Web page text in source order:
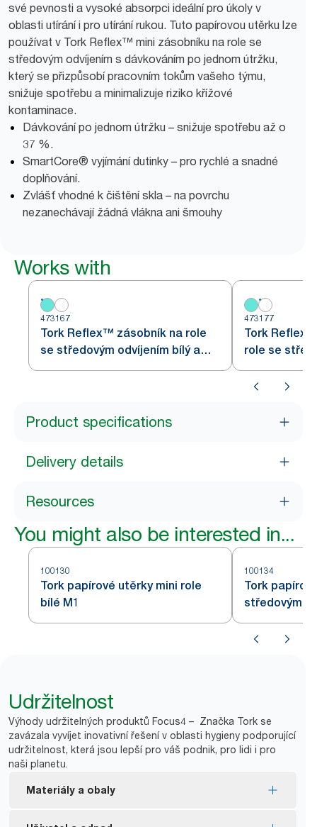
své pevnosti a vysoké absorpci ideální pro úkoly v
oblasti utírání i pro utírání rukou. Tuto papírovou utěrku lze
používat v Tork Reflex™ mini zásobníku na role se
středovým odvíjením s dávkováním po jednom útržku,
který se přizpůsobí pracovním tokům vašeho týmu,
snižuje spotřebu a minimalizuje riziko křížové
kontaminace.
Dávkování po jednom útržku – snižuje spotřebu až o
37 %.
SmartCore® vyjímání dutinky – pro rychlé a snadné
doplňování.
Zvlášť vhodné k čištění skla – na povrchu
nezanechávají žádná vlákna ani šmouhy
Works with
473167
Tork Reflex™ zásobník na role
se středovým odvíjením bílý a
tyrkysový M3
473177
Tork
role se
M3
Product specifications
Delivery details
Resources
You might also be interested in...
100130
Tork papírové utěrky mini role
bílé M1
100134
Tork
středovým
Udržitelnost
Výhody udržitelných produktů Focus4 – Značka Tork se
zavázala vyvíjet inovativní řešení v oblasti hygieny podporující
udržitelnost, která jsou lepší pro váš podnik, pro lidi i pro
naši planetu.
Materiály a obaly